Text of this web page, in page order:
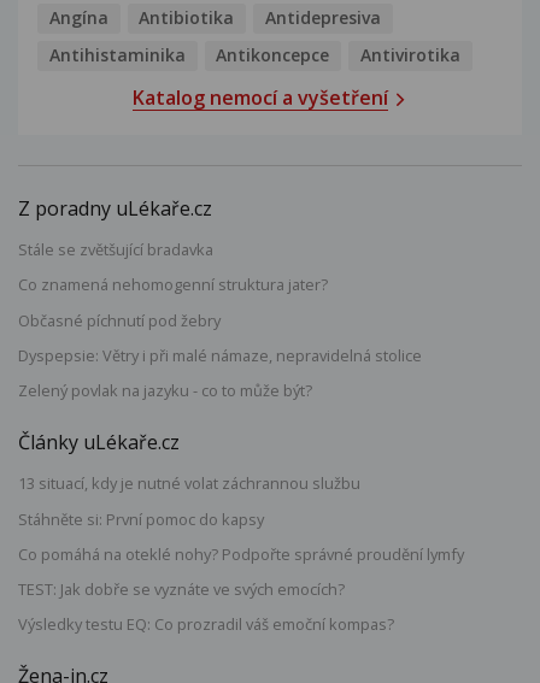
Angína
Antibiotika
Antidepresiva
Antihistaminika
Antikoncepce Antivirotika
Katalog nemocí a vyšetření
Z poradny uLékaře.cz
Stále se zvětšující bradavka
Co znamená nehomogenní struktura jater?
Občasné píchnutí pod žebry
Dyspepsie: Větry i při malé námaze, nepravidelná stolice
Zelený povlak na jazyku - co to může být?
Články uLékaře.cz
13 situací, kdy je nutné volat záchrannou službu
Stáhněte si: První pomoc do kapsy
Co pomáhá na oteklé nohy? Podpořte správné proudění lymfy
TEST: Jak dobře se vyznáte ve svých emocích?
Výsledky testu EQ: Co prozradil váš emoční kompas?
Žena-in.cz